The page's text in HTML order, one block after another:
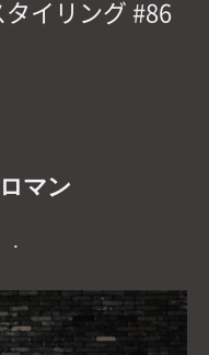
タイリング #86
マン